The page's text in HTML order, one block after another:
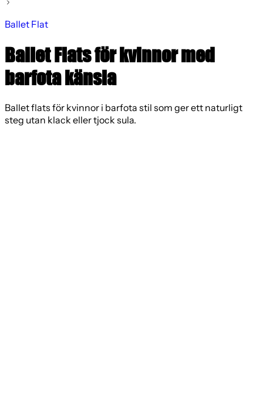
Ballet Flat
Ballet Flats för kvinnor med
barfota känsla
Ballet flats för kvinnor i barfota stil som ger ett naturligt
steg utan klack eller tjock sula.